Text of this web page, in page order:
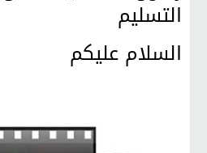
التسليم
السلام عليكم